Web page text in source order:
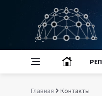
Главная Контакты